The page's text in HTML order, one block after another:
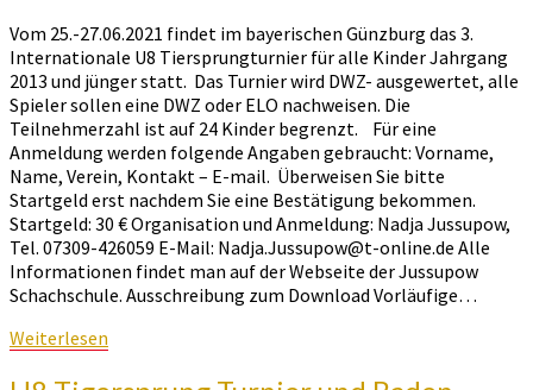
Vom 25.-27.06.2021 findet im bayerischen Günzburg das 3.
Internationale U8 Tiersprungturnier für alle Kinder Jahrgang
2013 und jünger statt. Das Turnier wird DWZ- ausgewertet, alle
Spieler sollen eine DWZ oder ELO nachweisen. Die
Teilnehmerzahl ist auf 24 Kinder begrenzt. Für eine
Anmeldung werden folgende Angaben gebraucht: Vorname,
Name, Verein, Kontakt – E-mail. Überweisen Sie bitte
Startgeld erst nachdem Sie eine Bestätigung bekommen.
Startgeld: 30 € Organisation und Anmeldung: Nadja Jussupow,
Tel. 07309-426059 E-Mail: Nadja.Jussupow@t-online.de Alle
Informationen findet man auf der Webseite der Jussupow
Schachschule. Ausschreibung zum Download Vorläufige…
Weiterlesen
U8